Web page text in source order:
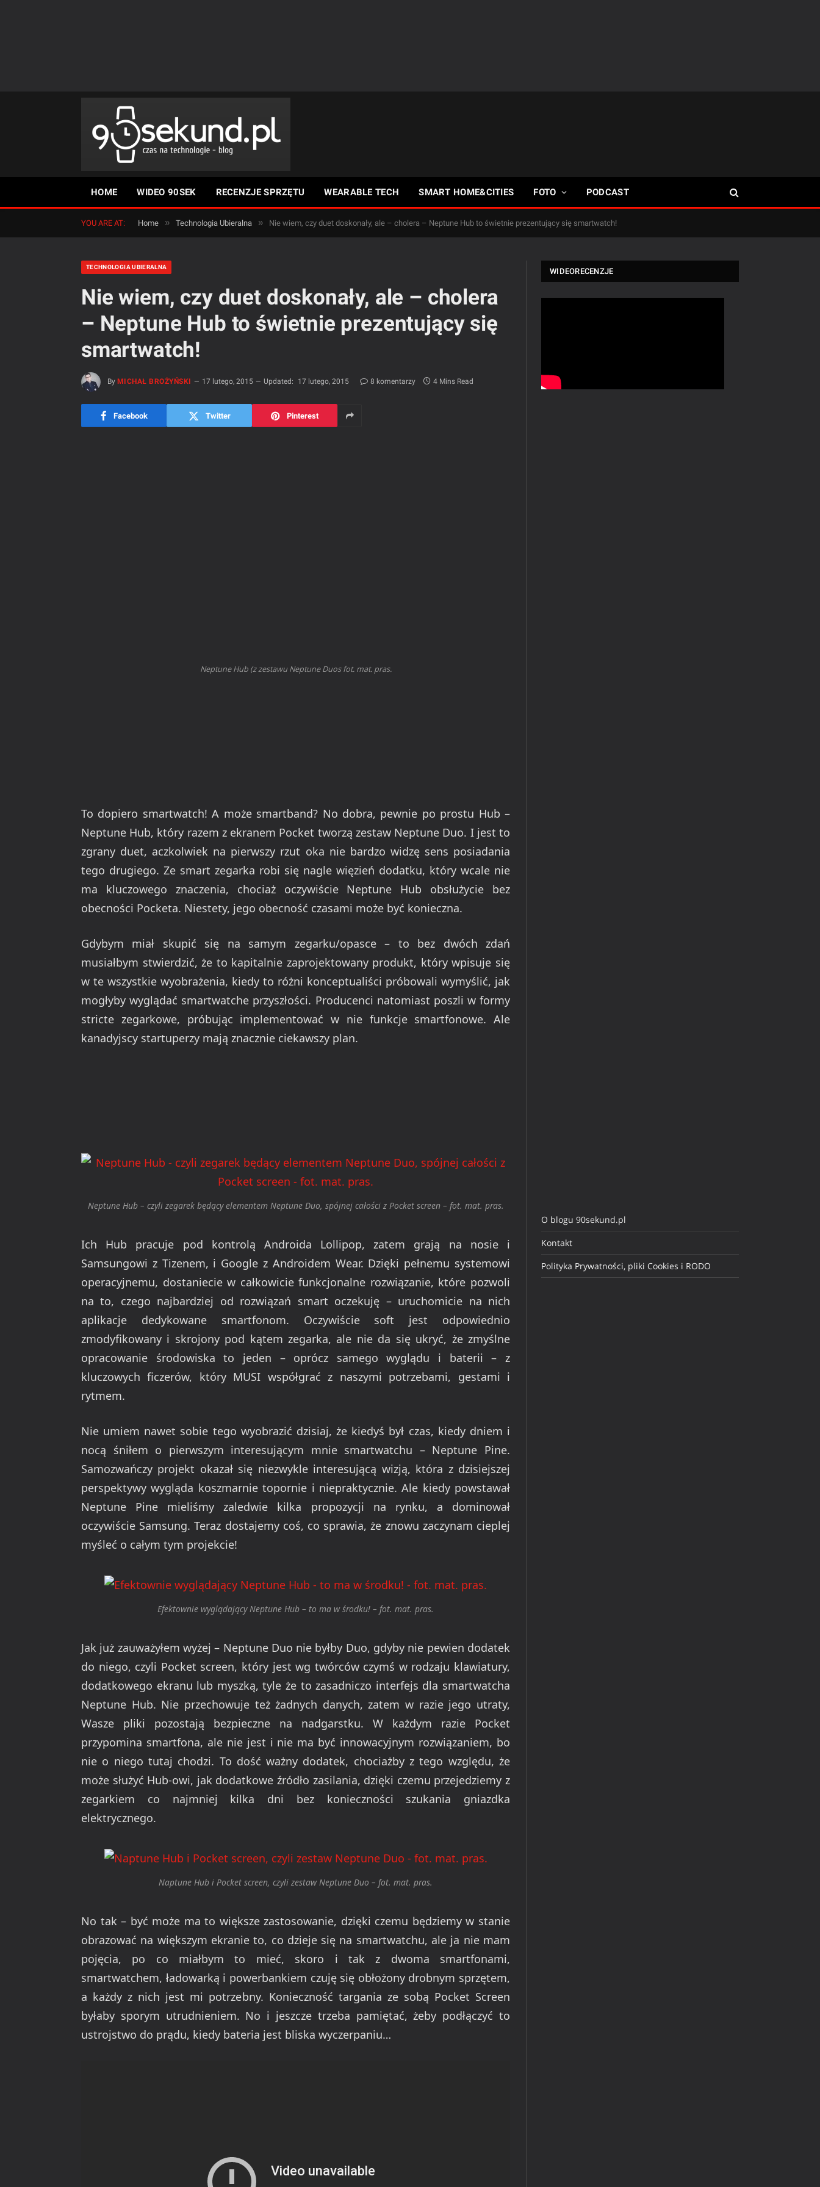
HOME WIDEO 90SEK RECENZJE SPRZĘTU WEARABLE TECH SMART HOME&CITIES FOTO PODCAST
YOU ARE AT: Home » Technologia Ubieralna » Nie wiem, czy duet doskonały, ale – cholera – Neptune Hub to świetnie prezentujący się smartwatch!
TECHNOLOGIA UBIERALNA
Nie wiem, czy duet doskonały, ale – cholera
– Neptune Hub to świetnie prezentujący się
smartwatch!
By MICHAŁ BROŻYŃSKI 17 lutego, 2015 Updated: 17 lutego, 2015 8 komentarzy 4 Mins Read
Facebook Twitter Pinterest
Neptune Hub (z zestawu Neptune Duos fot. mat. pras.
To dopiero smartwatch! A może smartband? No dobra, pewnie po prostu Hub –
Neptune Hub, który razem z ekranem Pocket tworzą zestaw Neptune Duo. I jest to
zgrany duet, aczkolwiek na pierwszy rzut oka nie bardzo widzę sens posiadania
tego drugiego. Ze smart zegarka robi się nagle więzień dodatku, który wcale nie
ma kluczowego znaczenia, chociaż oczywiście Neptune Hub obsłużycie bez
obecności Pocketa. Niestety, jego obecność czasami może być konieczna.
Gdybym miał skupić się na samym zegarku/opasce – to bez dwóch zdań
musiałbym stwierdzić, że to kapitalnie zaprojektowany produkt, który wpisuje się
w te wszystkie wyobrażenia, kiedy to różni konceptualiści próbowali wymyślić, jak
mogłyby wyglądać smartwatche przyszłości. Producenci natomiast poszli w formy
stricte zegarkowe, próbując implementować w nie funkcje smartfonowe. Ale
kanadyjscy startuperzy mają znacznie ciekawszy plan.
Neptune Hub – czyli zegarek będący elementem Neptune Duo, spójnej całości z Pocket screen – fot. mat. pras.
Ich Hub pracuje pod kontrolą Androida Lollipop, zatem grają na nosie i
Samsungowi z Tizenem, i Google z Androidem Wear. Dzięki pełnemu systemowi
operacyjnemu, dostaniecie w całkowicie funkcjonalne rozwiązanie, które pozwoli
na to, czego najbardziej od rozwiązań smart oczekuję – uruchomicie na nich
aplikacje dedykowane smartfonom. Oczywiście soft jest odpowiednio
zmodyfikowany i skrojony pod kątem zegarka, ale nie da się ukryć, że zmyślne
opracowanie środowiska to jeden – oprócz samego wyglądu i baterii – z
kluczowych ficzerów, który MUSI współgrać z naszymi potrzebami, gestami i
rytmem.
Nie umiem nawet sobie tego wyobrazić dzisiaj, że kiedyś był czas, kiedy dniem i
nocą śniłem o pierwszym interesującym mnie smartwatchu – Neptune Pine.
Samozwańczy projekt okazał się niezwykle interesującą wizją, która z dzisiejszej
perspektywy wygląda koszmarnie topornie i niepraktycznie. Ale kiedy powstawał
Neptune Pine mieliśmy zaledwie kilka propozycji na rynku, a dominował
oczywiście Samsung. Teraz dostajemy coś, co sprawia, że znowu zaczynam cieplej
myśleć o całym tym projekcie!
Efektownie wyglądający Neptune Hub – to ma w środku! – fot. mat. pras.
Jak już zauważyłem wyżej – Neptune Duo nie byłby Duo, gdyby nie pewien dodatek
do niego, czyli Pocket screen, który jest wg twórców czymś w rodzaju klawiatury,
dodatkowego ekranu lub myszką, tyle że to zasadniczo interfejs dla smartwatcha
Neptune Hub. Nie przechowuje też żadnych danych, zatem w razie jego utraty,
Wasze pliki pozostają bezpieczne na nadgarstku. W każdym razie Pocket
przypomina smartfona, ale nie jest i nie ma być innowacyjnym rozwiązaniem, bo
nie o niego tutaj chodzi. To dość ważny dodatek, chociażby z tego względu, że
może służyć Hub-owi, jak dodatkowe źródło zasilania, dzięki czemu przejedziemy z
zegarkiem co najmniej kilka dni bez konieczności szukania gniazdka
elektrycznego.
Naptune Hub i Pocket screen, czyli zestaw Neptune Duo – fot. mat. pras.
No tak – być może ma to większe zastosowanie, dzięki czemu będziemy w stanie
obrazować na większym ekranie to, co dzieje się na smartwatchu, ale ja nie mam
pojęcia, po co miałbym to mieć, skoro i tak z dwoma smartfonami,
smartwatchem, ładowarką i powerbankiem czuję się obłożony drobnym sprzętem,
a każdy z nich jest mi potrzebny. Konieczność targania ze sobą Pocket Screen
byłaby sporym utrudnieniem. No i jeszcze trzeba pamiętać, żeby podłączyć to
ustrojstwo do prądu, kiedy bateria jest bliska wyczerpaniu…
WIDEORECENZJE
O blogu 90sekund.pl
Kontakt
Polityka Prywatności, pliki Cookies i RODO